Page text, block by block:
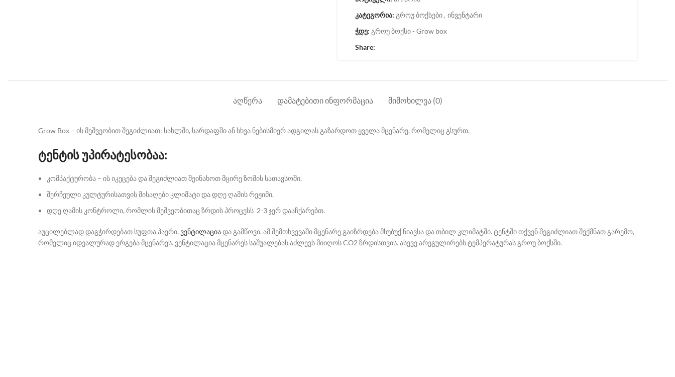
კატეგორია: გროუ ბოქსები, ინვენტარი
ჭდე: გროუ ბოქსი - Grow box
Share:
ᲐᲦᲬᲔᲠᲐ ᲓᲐᲛᲐᲢᲔᲑᲘᲗᲘ ᲘᲜᲤᲝᲠᲛᲐᲪᲘᲐ ᲛᲘᲛᲝᲮᲘᲚᲕᲐ (0)
Grow Box – ის მეშვეობით შეგიძლიათ: სახლში, სარდაფში ან სხვა ნებისმიერ ადგილას გაზარდოთ ყველა მცენარე, რომელიც გსურთ.
ტენტის უპირატესობაა:
კომპაქტურობა – ის იკეცება და შეგიძლიათ შეინახოთ მცირე ზომის სათავსოში.
შერჩეული კულტურისათვის მისაღები კლიმატი და დღე ღამის რეჟიმი.
დღე ღამის კონტროლი, რომლის მეშვეობითაც ზრდის პროცესს 2-3 ჯერ დააჩქარებთ.
აუცილებლად დაგჭირდებათ სუფთა ჰაერი, ვენტილაციადა გამწოვი. ამ შემთხვევაში მცენარე გაიზრდება მსუბუქ ნიავსა და თბილ კლიმატში. ტენტში თქვენ შეგიძლიათ შექმნათ გარემო,
რომელიც იდეალურად ერგება მცენარეს. ვენტილაცია მცენარეს საშუალებას აძლევს მიიღოს CO2 ზრდისთვის. ასევე არეგულირებს ტემპერატურას გროუ ბოქსში.